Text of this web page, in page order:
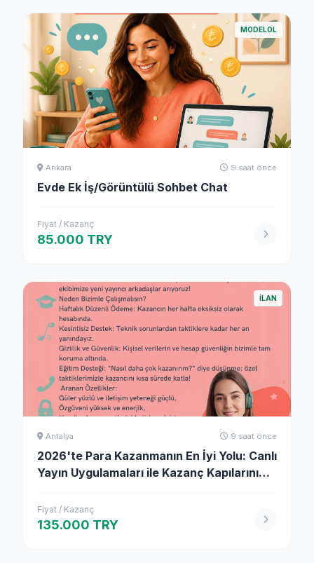
MODELOL
Ankara 9 saat önce
Evde Ek İş/Görüntülü Sohbet Chat
Fiyat / Kazanç
85.000 TRY
İLAN
Antalya 9 saat önce
2026'te Para Kazanmanın En İyi Yolu: Canlı
Yayın Uygulamaları ile Kazanç Kapılarını
Fiyat / Kazanç
135.000 TRY